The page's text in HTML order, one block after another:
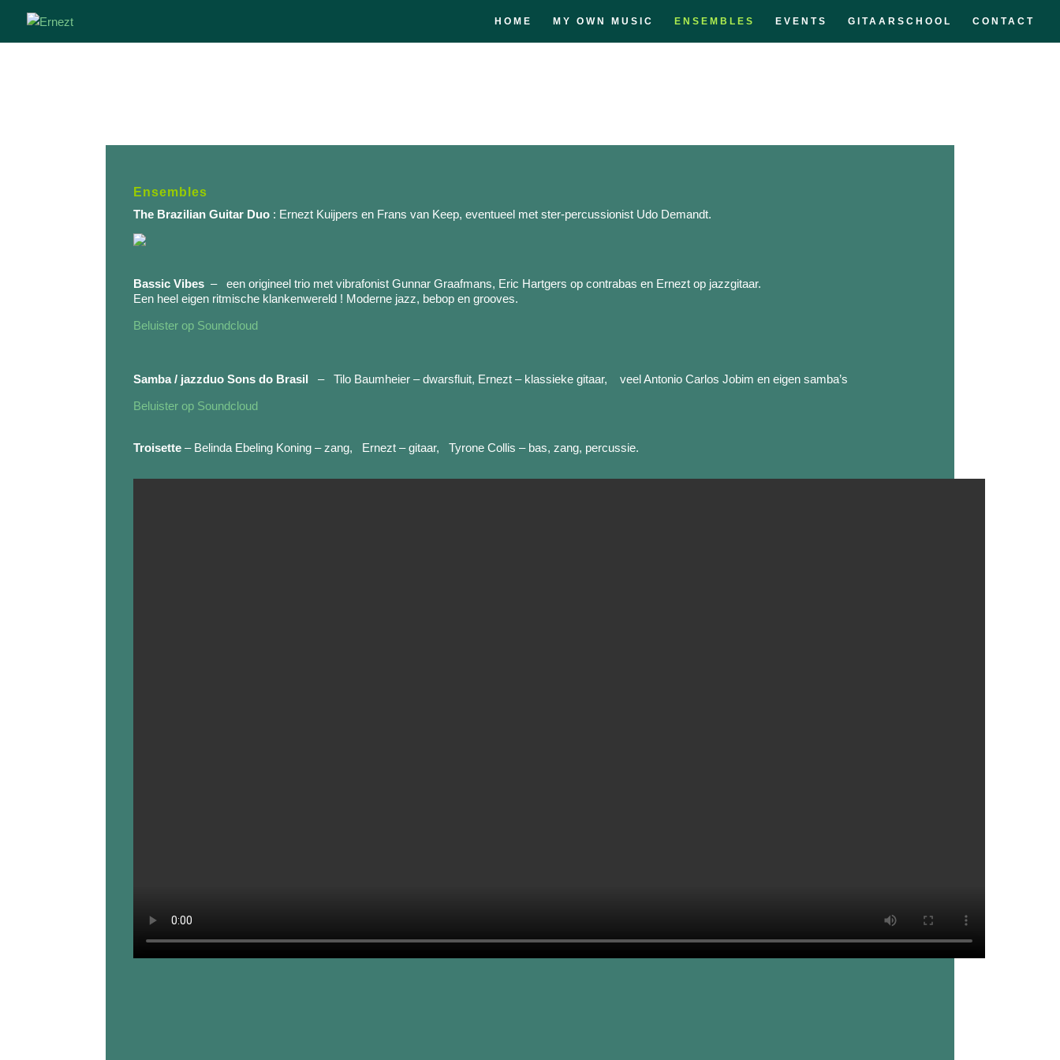
HOME MY OWN MUSIC ENSEMBLES EVENTS GITAARSCHOOL CONTACT
Ensembles
The Brazilian Guitar Duo : Ernezt Kuijpers en Frans van Keep, eventueel met ster-percussionist Udo Demandt.
Bassic Vibes – een origineel trio met vibrafonist Gunnar Graafmans, Eric Hartgers op contrabas en Ernezt op jazzgitaar.
Een heel eigen ritmische klankenwereld ! Moderne jazz, bebop en grooves.
Beluister op Soundcloud
Samba / jazzduo Sons do Brasil
– Tilo Baumheier – dwarsfluit, Ernezt – klassieke gitaar, veel Antonio Carlos Jobim en eigen samba’s
Beluister op Soundcloud
Troisette – Belinda Ebeling Koning – zang, Ernezt – gitaar, Tyrone Collis – bas, zang, percussie.